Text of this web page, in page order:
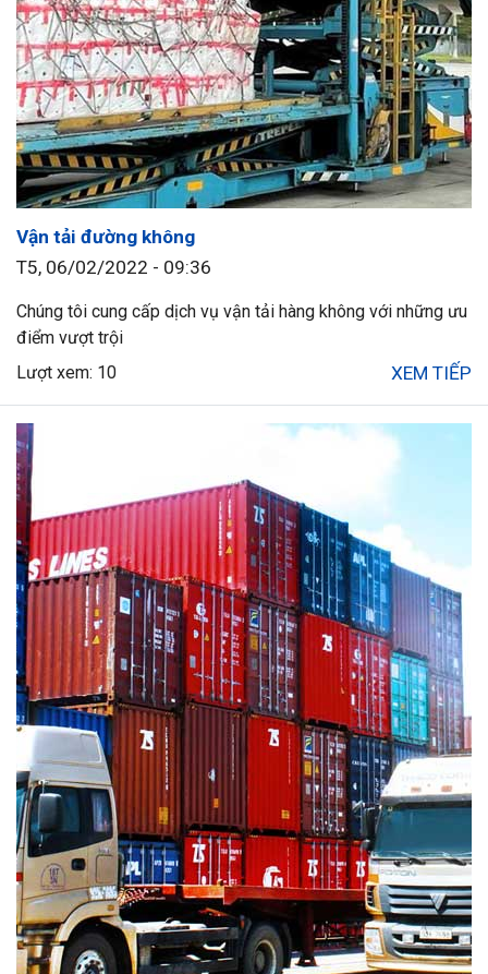
Vận tải đường không
T5, 06/02/2022 - 09:36
Chúng tôi cung cấp dịch vụ vận tải hàng không với những ưu
điểm vượt trội
Lượt xem: 10
XEM TIẾP